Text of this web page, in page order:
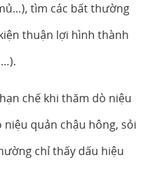
tìm các bất thường
thuận lợi hình thành
chế khi thăm dò niệu
quản chậu hông, sỏi
chỉ thấy dấu hiệu